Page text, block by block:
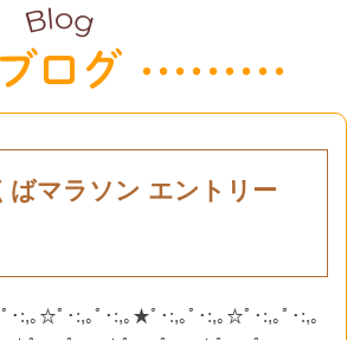
ばマラソン エントリー
･:,｡☆ﾟ･:,｡ﾟ･:,｡★ﾟ･:,｡ﾟ･:,｡☆ﾟ･:,｡ﾟ･:,｡